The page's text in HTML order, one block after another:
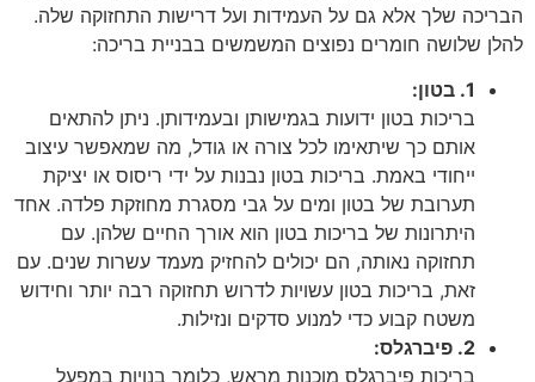
הבריכה שלך אלא גם על העמידות ועל דרישות התחזוקה שלה.
להלן שלושה חומרים נפוצים המשמשים בבניית בריכה:
1. בטון:
בריכות בטון ידועות בגמישותן ובעמידותן. ניתן להתאים
אותם כך שיתאימו לכל צורה או גודל, מה שמאפשר עיצוב
ייחודי באמת. בריכות בטון נבנות על ידי ריסוס או יציקת
תערובת של בטון ומים על גבי מסגרת מחוזקת פלדה. אחד
היתרונות של בריכות בטון הוא אורך החיים שלהן. עם
תחזוקה נאותה, הם יכולים להחזיק מעמד עשרות שנים. עם
זאת, בריכות בטון עשויות לדרוש תחזוקה רבה יותר וחידוש
משטח קבוע כדי למנוע סדקים ונזילות.
2. פיברגלס:
בריכות פיברגלס מוכנות מראש, כלומר בנויות במפעל